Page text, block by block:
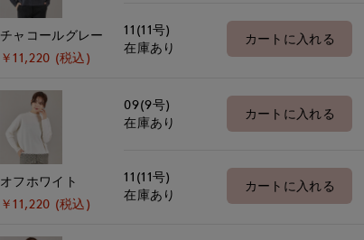
チャコールグレー
￥11,220 (税込)
11(11号)
在庫あり
カートに入れる
オフホワイト
￥11,220 (税込)
09(9号)
在庫あり
カートに入れる
11(11号)
在庫あり
カートに入れる